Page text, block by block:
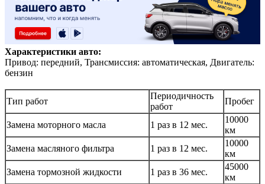
Характеристики авто:
Привод: передний, Трансмиссия: автоматическая, Двигатель:
бензин
Тип работ
Периодичность
работ
Пробег
Замена моторного масла 1 раз в 12 мес.
10000
км
Замена масляного фильтра
1 раз в 12 мес.
10000
км
Замена тормозной жидкости
1 раз в 36 мес.
45000
км